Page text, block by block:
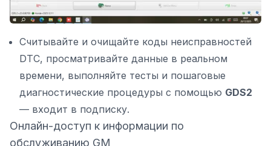
Считывайте и очищайте коды неисправностей
DTC, просматривайте данные в реальном
времени, выполняйте тесты и пошаговые
диагностические процедуры с помощью GDS2
— входит в подписку.
Онлайн-доступ к информации по
обслуживанию GM